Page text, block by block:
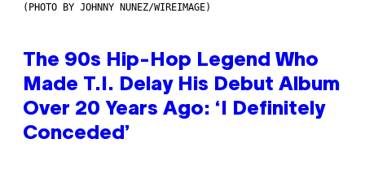
(PHOTO BY JOHNNY NUNEZ/WIREIMAGE)
The 90s Hip-Hop Legend Who
Made T.I. Delay His Debut Album
Over 20 Years Ago: ‘I Definitely
Conceded’